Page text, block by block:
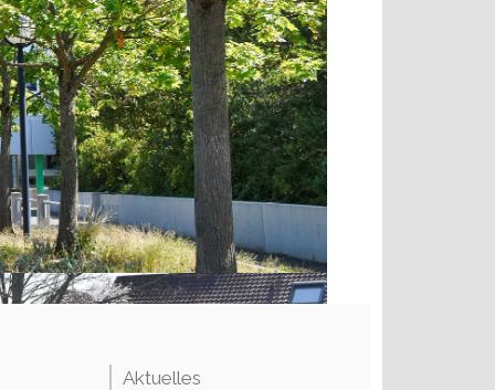
Aktuelles